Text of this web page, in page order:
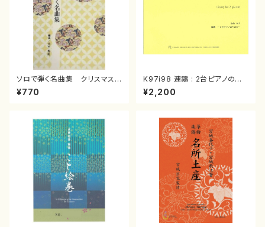
ソロで弾く名曲集 クリスマス・
イブ／恋人がサンタクロース(
箏独奏 /大平光美 編曲/楽
¥770
K97i98 連禱 : 2台ピアノのた
めの（2 Pianos / 菊池 幸夫 /
楽譜）
¥2,200